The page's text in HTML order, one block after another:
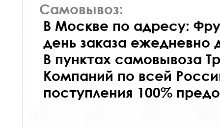
Самовывоз:
В Москве по адресу:
день заказа ежедневно
В пунктах самовывоза
Компаний по всей
поступления 100%